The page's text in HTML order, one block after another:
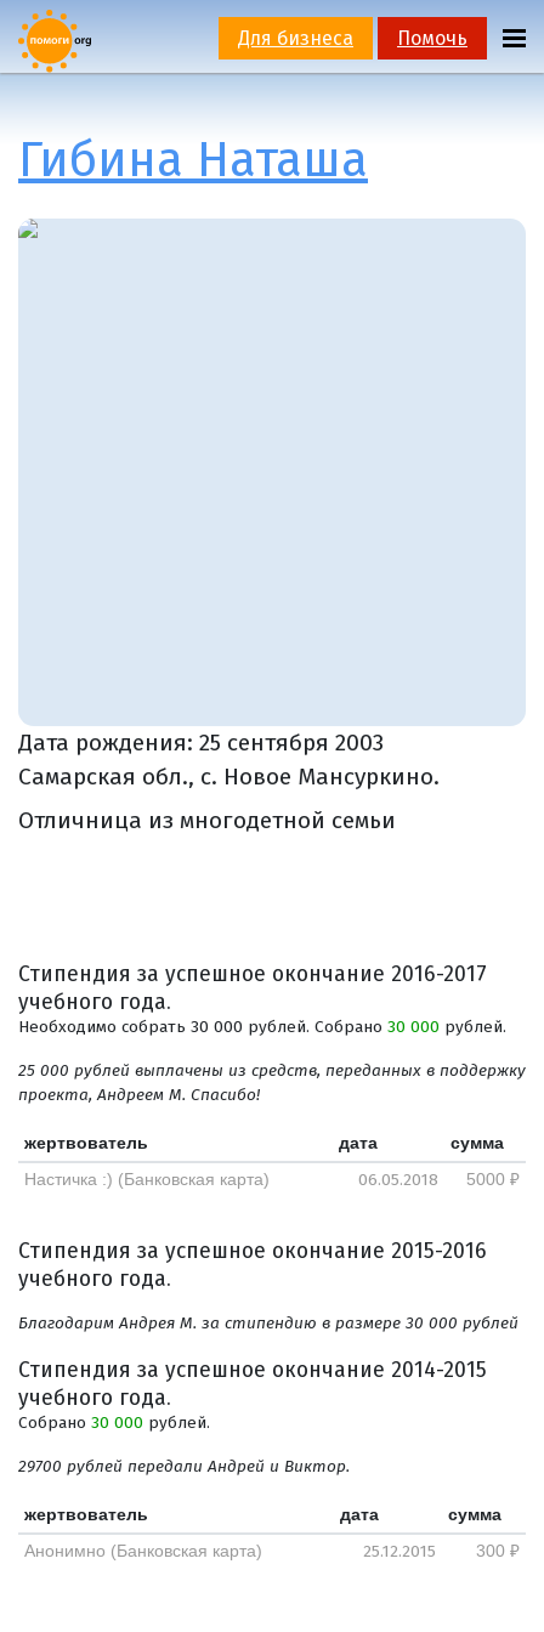
Для бизнеса Помочь
Гибина Наташа
Дата рождения: 25 сентября 2003
Самарская обл., с. Новое Мансуркино.
Отличница из многодетной семьи
Стипендия за успешное окончание 2016-2017
учебного года.
Необходимо собрать 30 000 рублей. Собрано 30 000 рублей.
25 000 рублей выплачены из средств, переданных в поддержку
проекта, Андреем М. Спасибо!
жертвователь дата
сумма
Настичка :) (Банковская карта)
06.05.2018 5000 ₽
Стипендия за успешное окончание 2015-2016
учебного года.
Благодарим Андрея М. за стипендию в размере 30 000 рублей
Стипендия за успешное окончание 2014-2015
учебного года.
Собрано 30 000 рублей.
29700 рублей передали Андрей и Виктор.
жертвователь дата
сумма
Анонимно (Банковская карта)
25.12.2015 300 ₽